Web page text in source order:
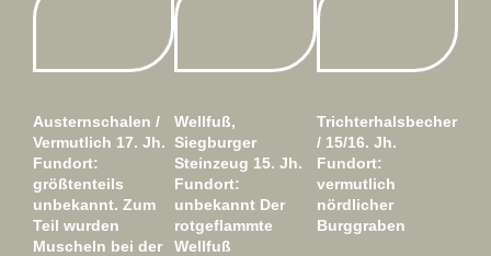
Austernschalen /
Vermutlich 17. Jh.
Fundort:
größtenteils
unbekannt. Zum
Teil wurden
Muscheln bei der
Wellfuß,
Siegburger
Steinzeug 15. Jh.
Fundort:
unbekannt Der
rotgeflammte
Wellfuß
Trichterhalsbecher
/ 15/16. Jh.
Fundort:
vermutlich
nördlicher
Burggraben